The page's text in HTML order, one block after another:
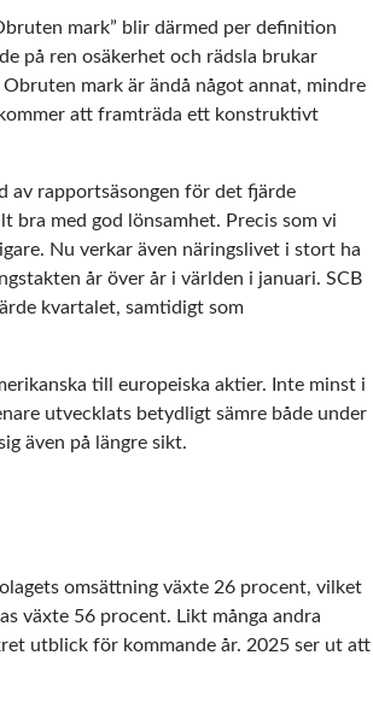
mark” blir därmed per definition
på ren osäkerhet och rädsla brukar
mark är ändå något annat, mindre
att framträda ett konstruktivt
av rapportsäsongen för det fjärde
med god lönsamhet. Precis som vi
Nu verkar även näringslivet i stort ha
år över år i världen i januari. SCB
kvartalet, samtidigt som
till europeiska aktier. Inte minst i
utvecklats betydligt sämre både under
även på längre sikt.
omsättning växte 26 procent, vilket
växte 56 procent. Likt många andra
utblick för kommande år. 2025 ser ut att